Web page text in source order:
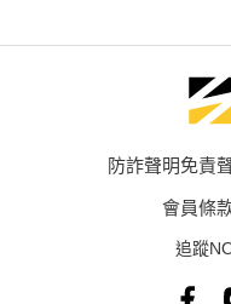
防詐聲明免責
會員條
追蹤